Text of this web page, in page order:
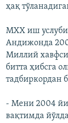
ҳақ
МХХ иш
Андижонда
Миллий
битта ҳибсга
тадбиркордан
- Мени 2004
вақтимда